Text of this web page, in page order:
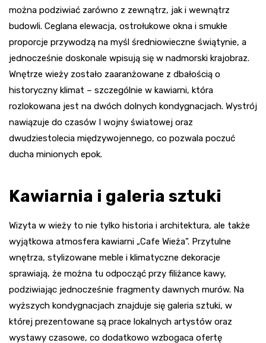
można podziwiać zarówno z zewnątrz, jak i wewnątrz
budowli. Ceglana elewacja, ostrołukowe okna i smukłe
proporcje przywodzą na myśl średniowieczne świątynie, a
jednocześnie doskonale wpisują się w nadmorski krajobraz.
Wnętrze wieży zostało zaaranżowane z dbałością o
historyczny klimat – szczególnie w kawiarni, która
rozlokowana jest na dwóch dolnych kondygnacjach. Wystrój
nawiązuje do czasów I wojny światowej oraz
dwudziestolecia międzywojennego, co pozwala poczuć
ducha minionych epok.
Kawiarnia i galeria sztuki
Wizyta w wieży to nie tylko historia i architektura, ale także
wyjątkowa atmosfera kawiarni „Cafe Wieża”. Przytulne
wnętrza, stylizowane meble i klimatyczne dekoracje
sprawiają, że można tu odpocząć przy filiżance kawy,
podziwiając jednocześnie fragmenty dawnych murów. Na
wyższych kondygnacjach znajduje się galeria sztuki, w
której prezentowane są prace lokalnych artystów oraz
wystawy czasowe, co dodatkowo wzbogaca ofertę